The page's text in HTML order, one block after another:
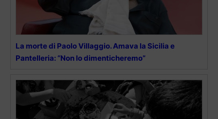
La morte di Paolo Villaggio. Amava la Sicilia e
Pantelleria: “Non lo dimenticheremo”